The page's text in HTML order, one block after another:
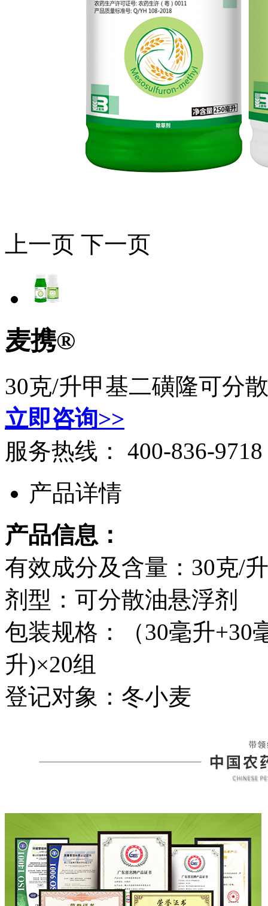
上一页 下一页
麦携®
30克/升甲基二磺隆可分
立即咨询>>
服务热线： 400-836-9718
产品详情
产品信息：
有效成分及含量：30克/
剂型：可分散油悬浮剂
包装规格：（30毫升+30
升)×20组
登记对象：冬小麦